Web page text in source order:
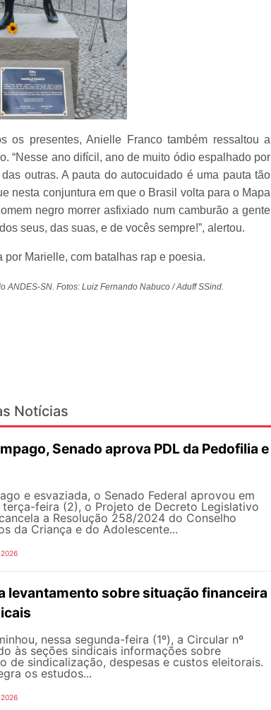
os presentes, Anielle Franco também ressaltou a
“Nesse ano difícil, ano de muito ódio espalhado por
outras. A pauta do autocuidado é uma pauta tão
nesta conjuntura em que o Brasil volta para o Mapa
negro morrer asfixiado num camburão a gente
seus, das suas, e de vocês sempre!”, alertou.
Marielle, com batalhas rap e poesia.
SN. Fotos: Luiz Fernando Nabuco / Aduff SSind.
Notícias
Senado aprova PDL da Pedofilia e
e esvaziada, o Senado Federal aprovou em
feira (2), o Projeto de Decreto Legislativo
a Resolução 258/2024 do Conselho
da Criança e do Adolescente...
levantamento sobre situação financeira
nessa segunda-feira (1º), a Circular nº
às seções sindicais informações sobre
de sindicalização, despesas e custos eleitorais.
os estudos...